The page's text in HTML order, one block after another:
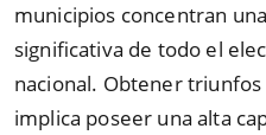
municipios concentran
significativa de todo el
nacional. Obtener
implica poseer una alta